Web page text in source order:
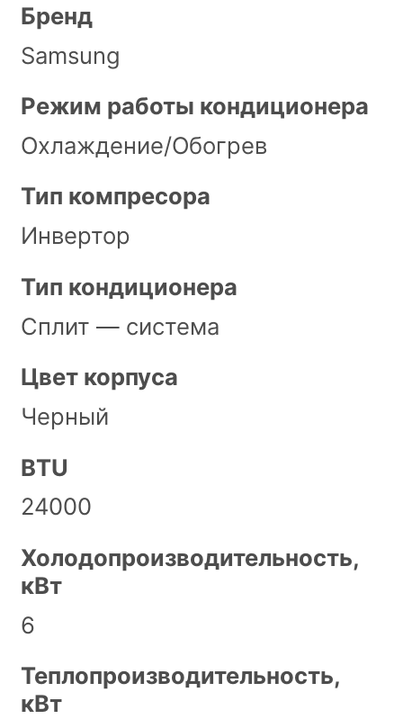
Бренд
Samsung
Режим работы кондиционера
Охлаждение/Обогрев
Тип компресора
Инвертор
Тип кондиционера
Сплит — система
Цвет корпуса
Черный
BTU
24000
Холодопроизводительность,
кВт
6
Теплопроизводительность,
кВт